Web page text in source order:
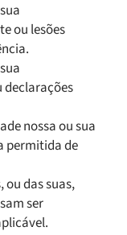
ou lesões
declarações
nossa ou sua
permitida de
ou das suas,
ser